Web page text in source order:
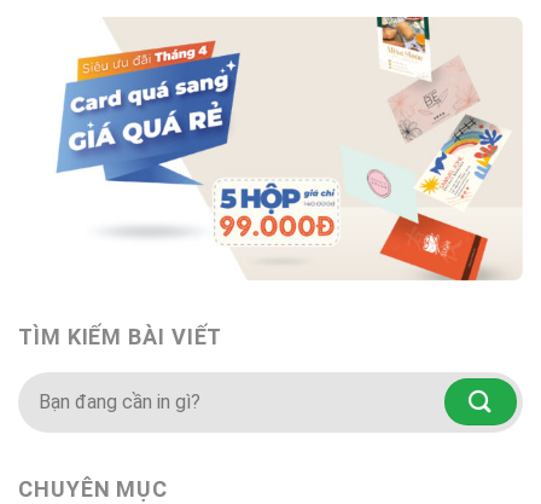
TÌM KIẾM BÀI VIẾT
CHUYÊN MỤC